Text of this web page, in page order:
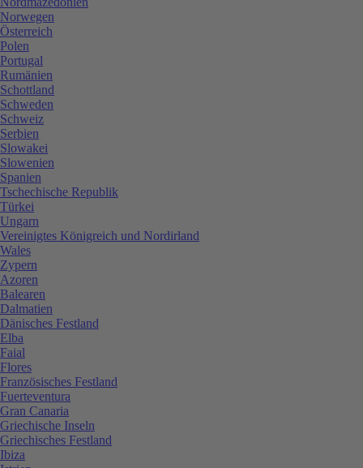
Norwegen
Österreich
Polen
Portugal
Rumänien
Schottland
Schweden
Schweiz
Serbien
Slowakei
Slowenien
Spanien
Tschechische Republik
Türkei
Ungarn
Vereinigtes Königreich und Nordirland
Wales
Zypern
Azoren
Balearen
Dalmatien
Dänisches Festland
Elba
Faial
Flores
Französisches Festland
Fuerteventura
Gran Canaria
Griechische Inseln
Griechisches Festland
Ibiza